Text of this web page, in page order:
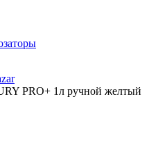
PRO+ 1л ручной желтый